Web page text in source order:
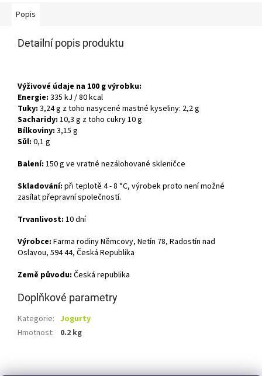
Popis
Detailní popis produktu
Výživové údaje na 100 g výrobku:
Energie: 335 kJ / 80 kcal
Tuky: 3,24 g z toho nasycené mastné kyseliny: 2,2 g
Sacharidy: 10,3 g z toho cukry 10 g
Bílkoviny: 3,15 g
Sůl: 0,1 g
Balení: 150 g ve vratné nezálohované skleničce
Skladování: při teplotě 4 - 8 °C, výrobek proto není možné
zasílat přepravní společností.
Trvanlivost: 10 dní
Výrobce: Farma rodiny Němcovy, Netín 78, Radostín nad
Oslavou, 594 44, Česká Republika
Země původu: Česká republika
Doplňkové parametry
Kategorie: Jogurty
Hmotnost: 0.2 kg